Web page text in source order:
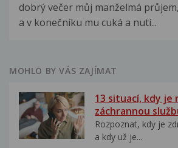
dobrý večer můj manželmá
a v konečníku mu cuká a nutí...
MOHLO BY VÁS ZAJÍMAT
13 situací, kdy
záchrannou
Rozpoznat, kdy je
a kdy už je...